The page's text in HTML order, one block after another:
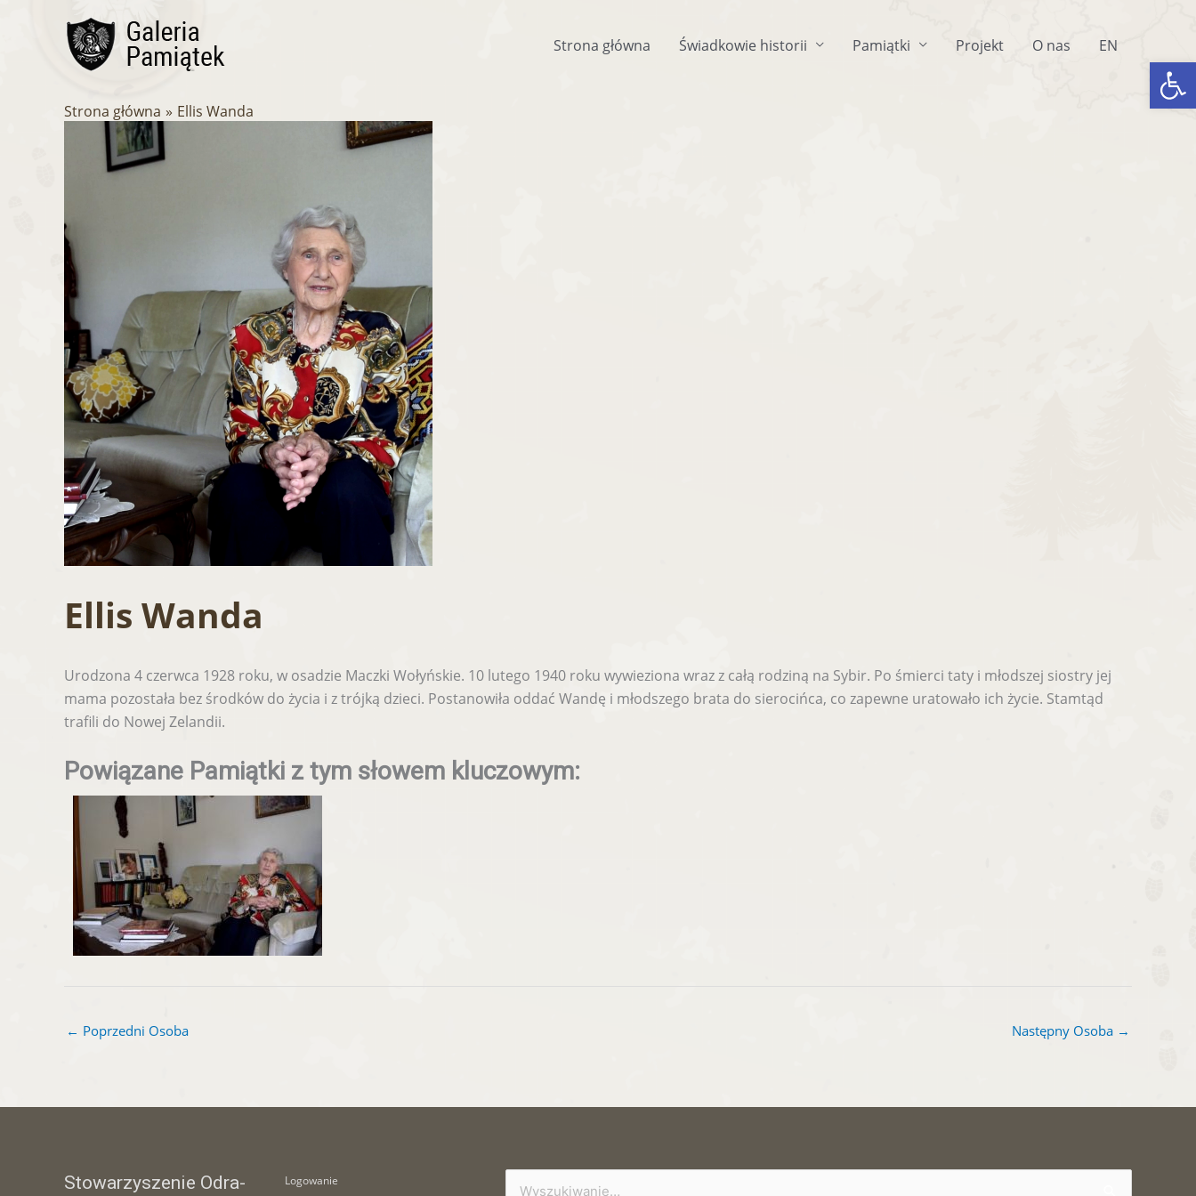
Strona główna Świadkowie historii Pamiątki Projekt O nas EN
Strona główna Ellis Wanda
Ellis Wanda
Urodzona 4 czerwca 1928 roku, w osadzie Maczki Wołyńskie. 10 lutego 1940 roku wywieziona wraz z całą rodziną na Sybir. Po śmierci taty i młodszej siostry jej
mama pozostała bez środków do życia i z trójką dzieci. Postanowiła oddać Wandę i młodszego brata do sierocińca, co zapewne uratowało ich życie. Stamtąd
trafili do Nowej Zelandii.
Powiązane Pamiątki z tym słowem kluczowym:
← Poprzedni Osoba Następny Osoba →
Stowarzyszenie Odra-
Logowanie
Szukaj